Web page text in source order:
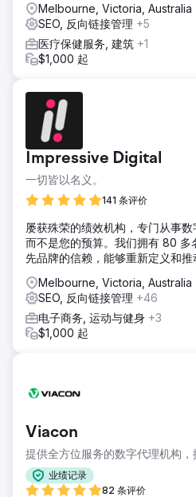
Melbourne, Victoria, Australia
SEO, 反向链接管理 +5
医疗保健服务, 建筑 +1
$1,000 起
Impressive Digital
一切皆以名义。
141 条评价
屡获殊荣的绩效机构，专门从事
而不是您的预算。我们拥有 80 多
先品牌的信赖，能够重新定义和推
Melbourne, Victoria, Australia
SEO, 反向链接管理 +46
电子商务, 运动与健身 +3
$1,000 起
Viacon
提供全方位服务的数字代理机构
业绩记录
82 条评价